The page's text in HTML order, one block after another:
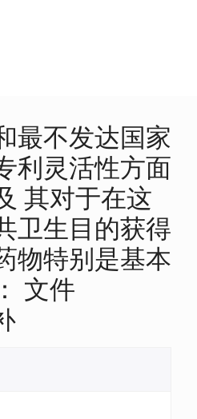
最不发达国家
利灵活性方面
其对于在这
卫生目的获得
物特别是基本
文件